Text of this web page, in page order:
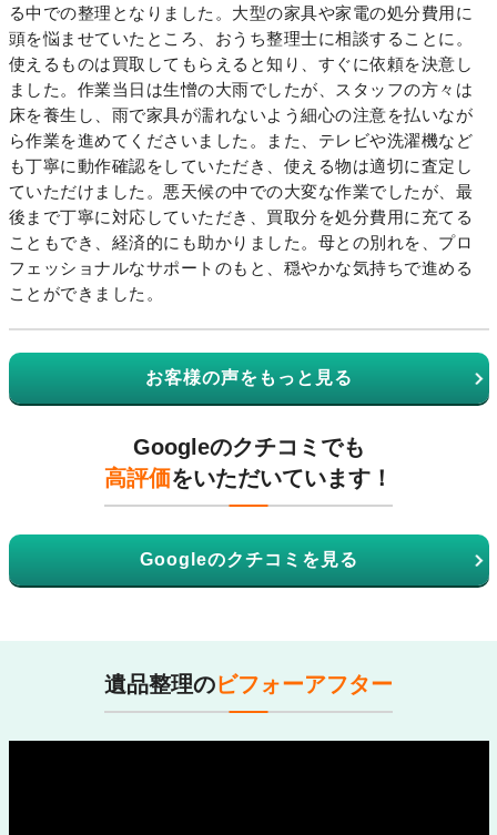
る中での整理となりました。大型の家具や家電の処分費用に
頭を悩ませていたところ、おうち整理士に相談することに。
使えるものは買取してもらえると知り、すぐに依頼を決意し
ました。作業当日は生憎の大雨でしたが、スタッフの方々は
床を養生し、雨で家具が濡れないよう細心の注意を払いなが
ら作業を進めてくださいました。また、テレビや洗濯機など
も丁寧に動作確認をしていただき、使える物は適切に査定し
ていただけました。悪天候の中での大変な作業でしたが、最
後まで丁寧に対応していただき、買取分を処分費用に充てる
こともでき、経済的にも助かりました。母との別れを、プロ
フェッショナルなサポートのもと、穏やかな気持ちで進める
ことができました。
お客様の声をもっと見る
Googleのクチコミでも
高評価をいただいています！
Googleのクチコミを見る
遺品整理のビフォーアフター